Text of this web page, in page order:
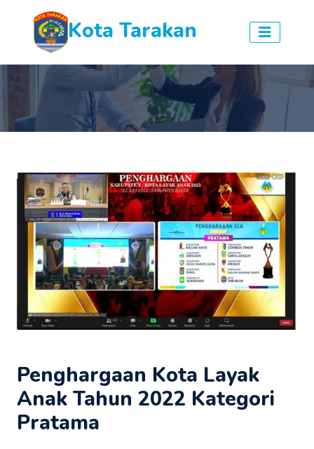
Kota Tarakan
Penghargaan Kota Layak
Anak Tahun 2022 Kategori
Pratama